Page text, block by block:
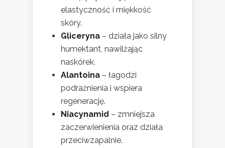
elastyczność i miękkość
skóry.
Gliceryna – działa jako silny
humektant, nawilżając
naskórek.
Alantoina – łagodzi
podrażnienia i wspiera
regenerację.
Niacynamid – zmniejsza
zaczerwienienia oraz działa
przeciwzapalnie.